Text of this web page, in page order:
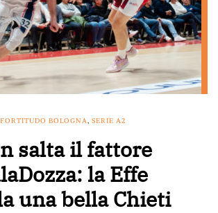
FORTITUDO BOLOGNA, SERIE A2
salta il fattore
la Effe
una bella Chieti